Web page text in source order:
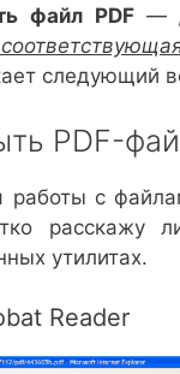
файл PDF—
следующий
PDF-
работы с
расскажу
утилитах.
Reader